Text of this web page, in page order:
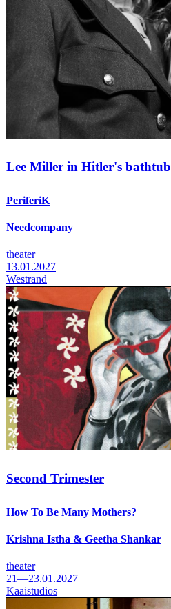
Lee Miller in Hitler's bathtub
PeriferiK
Needcompany
theater
13.01.2027
Westrand
Second Trimester
How To Be Many Mothers?
Krishna Istha & Geetha Shankar
theater
21—23.01.2027
Kaaistudios